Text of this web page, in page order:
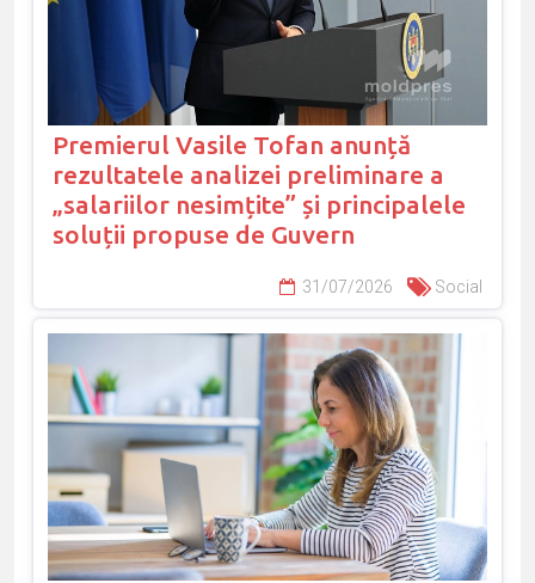
Premierul Vasile Tofan anunță
rezultatele analizei preliminare a
„salariilor nesimțite” și principalele
soluții propuse de Guvern
31/07/2026 Social